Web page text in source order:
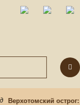
Верхотомский острог: в